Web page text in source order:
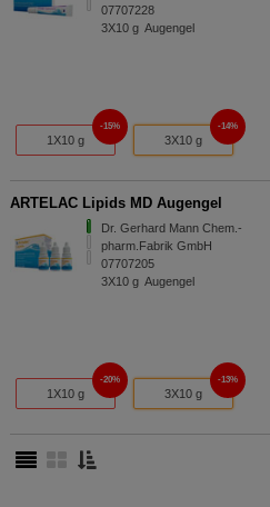
07707228
3X10 g Augengel
1X10 g
15%
3X10 g
14%
ARTELAC Lipids MD Augengel
Dr. Gerhard Mann Chem.-
pharm.Fabrik GmbH
07707205
3X10 g Augengel
1X10 g
20%
3X10 g
13%